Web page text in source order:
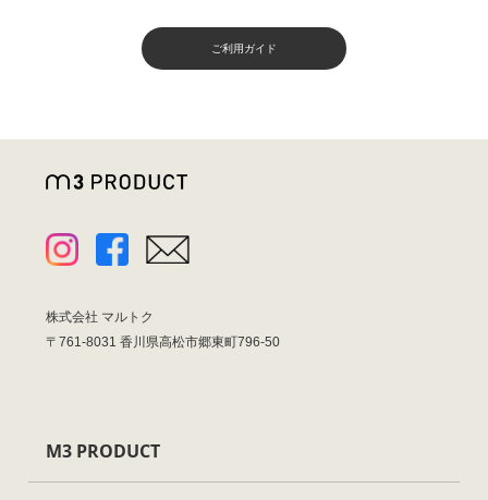
ご利用ガイド
株式会社 マルトク
〒761-8031 香川県高松市郷東町796-50
M3 PRODUCT